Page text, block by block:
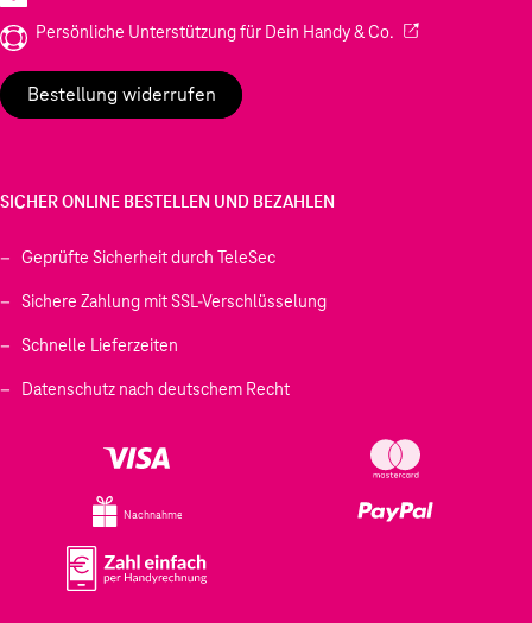
Persönliche Unterstützung für Dein Handy & Co. (Wird in einem
Bestellung widerrufen
SICHER ONLINE BESTELLEN UND BEZAHLEN
Geprüfte Sicherheit durch TeleSec
Sichere Zahlung mit SSL-Verschlüsselung
Schnelle Lieferzeiten
Datenschutz nach deutschem Recht
Nachnahme